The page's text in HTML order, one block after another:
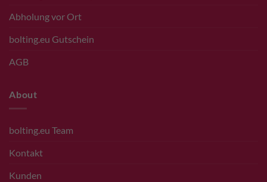
Abholung vor Ort
bolting.eu Gutschein
AGB
About
bolting.eu Team
Kontakt
Kunden